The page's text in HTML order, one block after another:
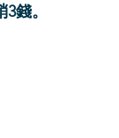
錢。